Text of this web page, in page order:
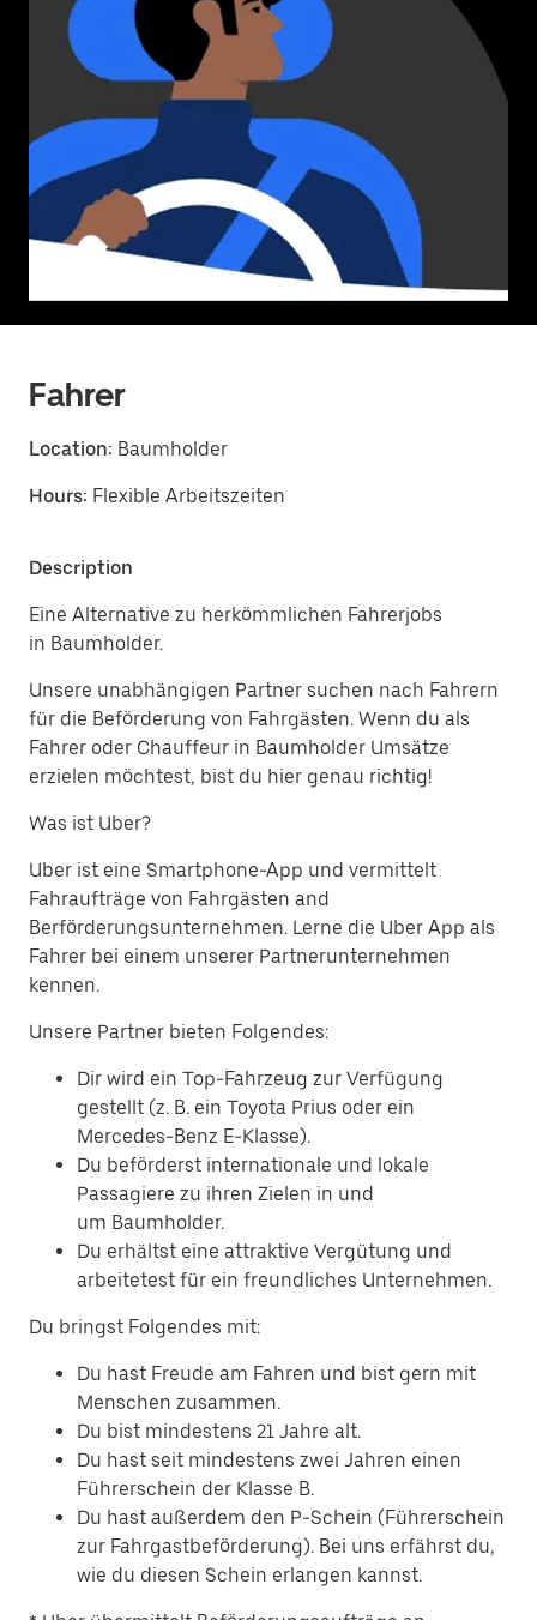
Fahrer
Location: Baumholder
Hours: Flexible Arbeitszeiten
Description
Eine Alternative zu herkömmlichen Fahrerjobs
in Baumholder.
Unsere unabhängigen Partner suchen nach Fahrern
für die Beförderung von Fahrgästen. Wenn du als
Fahrer oder Chauffeur in Baumholder Umsätze
erzielen möchtest, bist du hier genau richtig!
Was ist Uber?
Uber ist eine Smartphone-App und vermittelt
Fahraufträge von Fahrgästen and
Berförderungsunternehmen. Lerne die Uber App als
Fahrer bei einem unserer Partnerunternehmen
kennen.
Unsere Partner bieten Folgendes:
Dir wird ein Top-Fahrzeug zur Verfügung
gestellt (z. B. ein Toyota Prius oder ein
Mercedes-Benz E-Klasse).
Du beförderst internationale und lokale
Passagiere zu ihren Zielen in und
um Baumholder.
Du erhältst eine attraktive Vergütung und
arbeitetest für ein freundliches Unternehmen.
Du bringst Folgendes mit:
Du hast Freude am Fahren und bist gern mit
Menschen zusammen.
Du bist mindestens 21 Jahre alt.
Du hast seit mindestens zwei Jahren einen
Führerschein der Klasse B.
Du hast außerdem den P-Schein (Führerschein
zur Fahrgastbeförderung). Bei uns erfährst du,
wie du diesen Schein erlangen kannst.